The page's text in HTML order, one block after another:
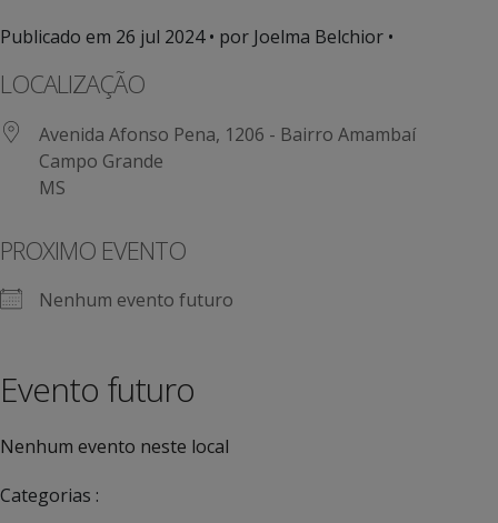
Publicado em 26 jul 2024• por Joelma Belchior •
LOCALIZAÇÃO
Avenida Afonso Pena, 1206 - Bairro Amambaí
Campo Grande
MS
PROXIMO EVENTO
Nenhum evento futuro
Evento futuro
Nenhum evento neste local
Categorias :